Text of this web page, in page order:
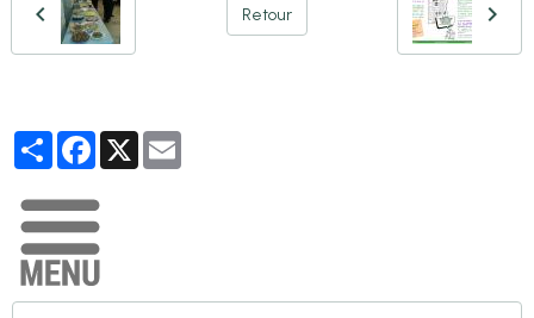
Retour
PartagerFacebook
X